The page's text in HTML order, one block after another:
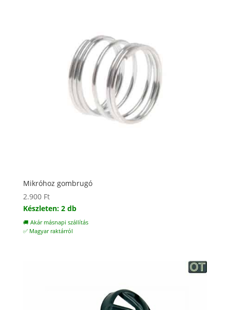
Mikróhoz gombrugó
2.900 Ft
Készleten: 2 db
🚚 Akár másnapi szállítás
✅ Magyar raktárról